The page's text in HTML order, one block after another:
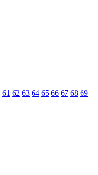
61 62 63 64 65 66 67 68 69